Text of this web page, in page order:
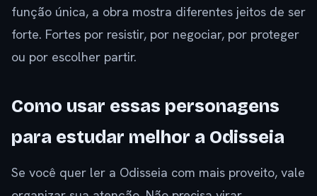
função única, a obra mostra diferentes jeitos de ser
forte. Fortes por resistir, por negociar, por proteger
ou por escolher partir.
Como usar essas personagens
para estudar melhor a Odisseia
Se você quer ler a Odisseia com mais proveito, vale